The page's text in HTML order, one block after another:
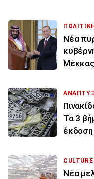
ΠΟΛΙΤΙΚΗ
Νέα
Τα 3
έκδοση
CULTURE
Νέα